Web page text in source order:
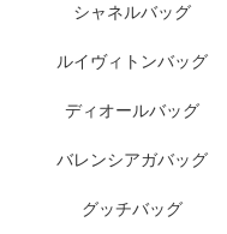
シャネルバッグ
ルイヴィトンバッグ
ディオールバッグ
バレンシアガバッグ
グッチバッグ